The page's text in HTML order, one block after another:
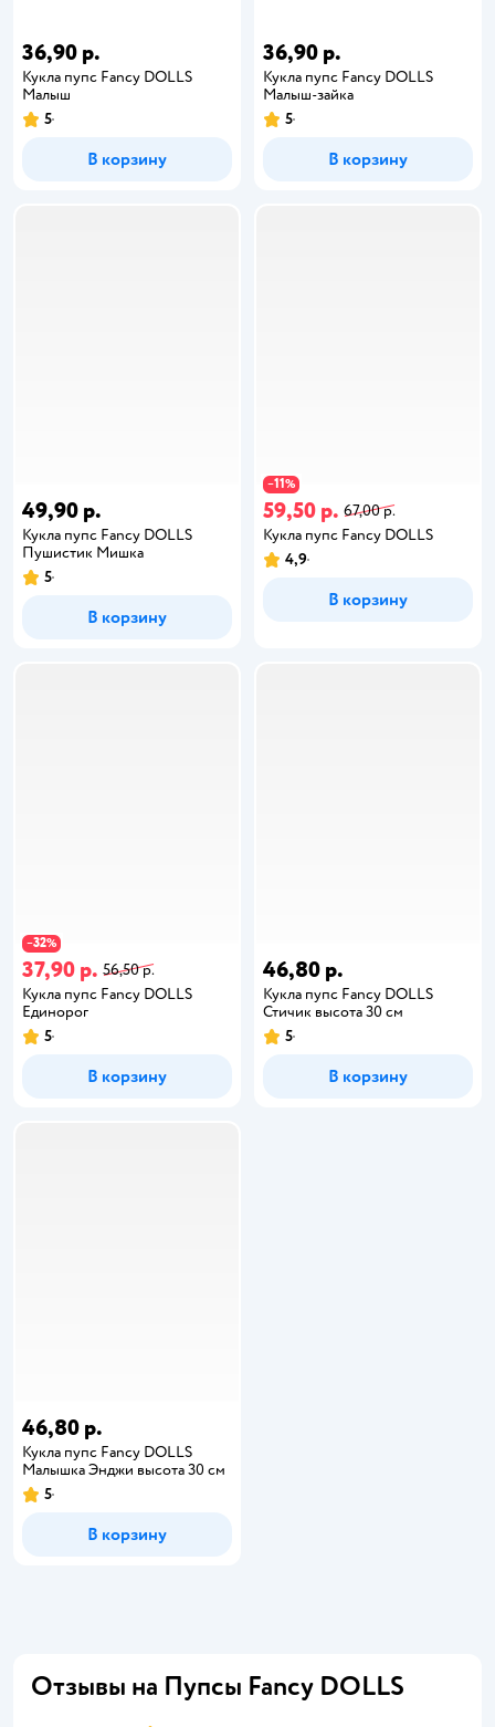
36,90 р.
Кукла пупс Fancy DOLLS
Малыш
5
В корзину
36,90 р.
Кукла пупс Fancy DOLLS
Малыш-зайка
5
В корзину
49,90 р.
Кукла пупс Fancy DOLLS
Пушистик Мишка
5
В корзину
−11%
59,50 р. 67,00 р.
Кукла пупс Fancy DOLLS
4,9
В корзину
−32%
37,90 р. 56,50 р.
Кукла пупс Fancy DOLLS
Единорог
5
В корзину
46,80 р.
Кукла пупс Fancy DOLLS
Стичик высота 30 см
5
В корзину
46,80 р.
Кукла пупс Fancy DOLLS
Малышка Энджи высота 30 см
5
В корзину
Отзывы на Пупсы Fancy DOLLS